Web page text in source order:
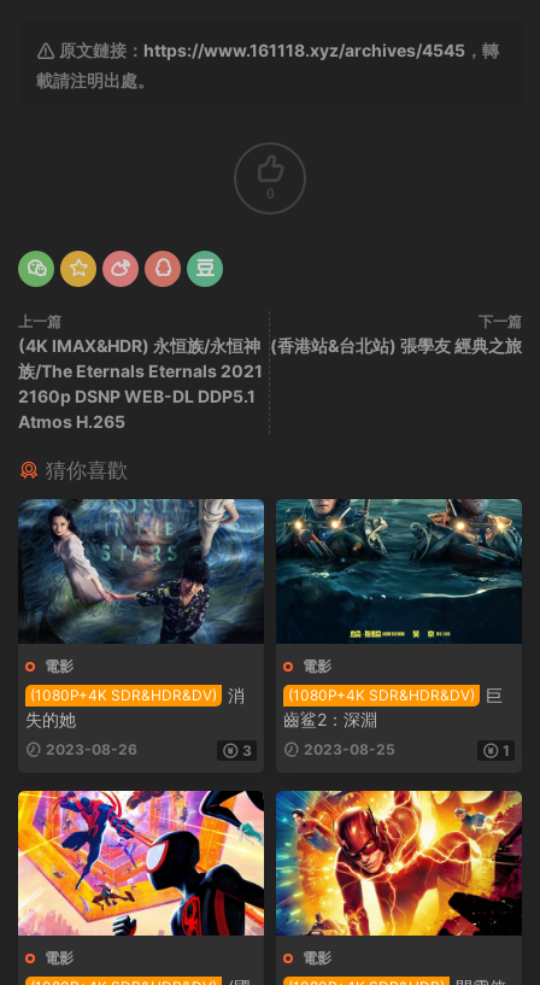
原文鏈接： https://www.161118.xyz/archives/4545 ，轉
載請注明出處。
0
上一篇
(4K IMAX&HDR) 永恒族/永恒神
族/The Eternals Eternals 2021
2160p DSNP WEB-DL DDP5.1
Atmos H.265
下一篇
(香港站&台北站) 張學友 經典之旅
猜你喜歡
電影
(1080P+4K SDR&HDR&DV)
消
失的她
2023-08-26 3
電影
(1080P+4K SDR&HDR&DV)
巨
齒鲨2：深淵
2023-08-25 1
電影
電影